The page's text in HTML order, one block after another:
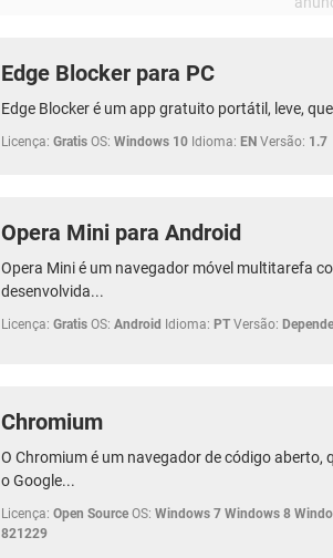
Edge Blocker para PC
Edge Blocker é um app gratuito portátil, leve,
Licença: Gratis OS: Windows 10 Idioma: EN Versão: 1.7
Opera Mini para Android
Opera Mini é um navegador móvel multitarefa
desenvolvida...
Licença: Gratis OS: Android Idioma: PT Versão:
Chromium
O Chromium é um navegador de código aberto,
o Google...
Licença: Open Source OS: Windows 7 Windows 8
821229